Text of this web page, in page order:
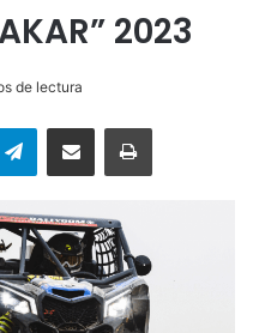
2023
de lectura
TelegramEnviar vía email Imprimir